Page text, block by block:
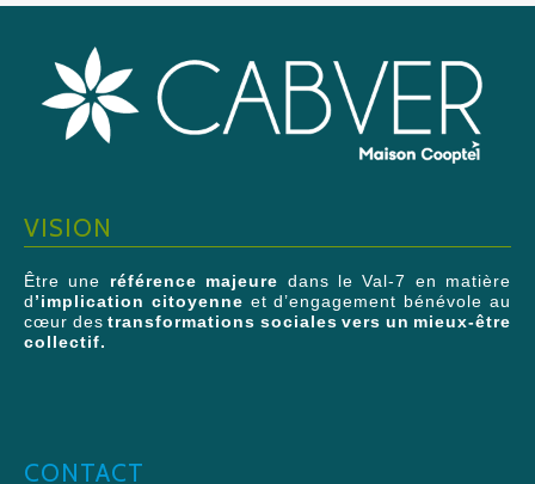
VISION
Être une référence majeure dans le Val-7 en matière
d’implication citoyenne et d’engagement bénévole au
cœur des transformations sociales vers un mieux-être
collectif.
CONTACT